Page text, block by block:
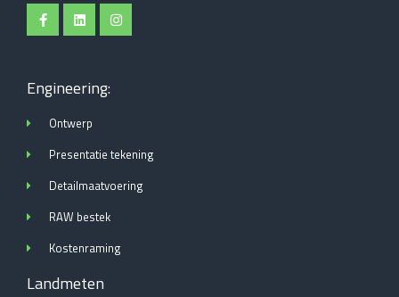
Engineering:
Ontwerp
Presentatie tekening
Detailmaatvoering
RAW bestek
Kostenraming
Landmeten